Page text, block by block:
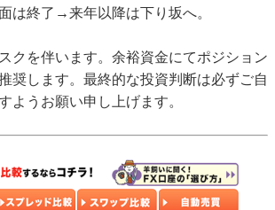
は終了→来年以降は下り坂へ。
クを伴います。余裕資金にてポジション
奨します。最終的な投資判断は必ずご自
ようお願い申し上げます。